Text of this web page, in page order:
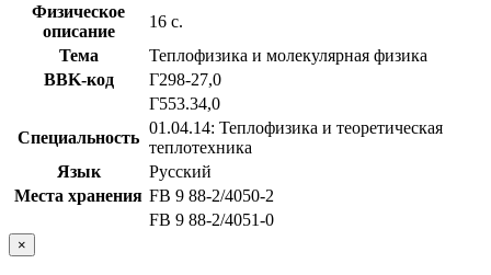
Физическое
описание
16 с.
Тема
Теплофизика и молекулярная физика
BBK-код
Г298-27,0
Г553.34,0
Специальность
01.04.14: Теплофизика и теоретическая
теплотехника
Язык
Русский
Места хранения FB 9 88-2/4050-2
FB 9 88-2/4051-0
×